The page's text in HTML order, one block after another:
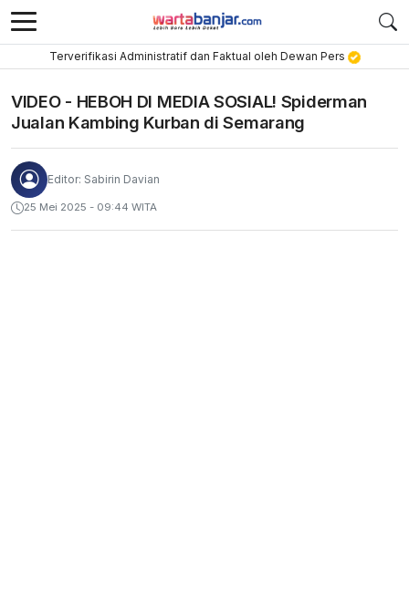
Terverifikasi Administratif dan Faktual oleh Dewan Pers
VIDEO - HEBOH DI MEDIA SOSIAL! Spiderman
Jualan Kambing Kurban di Semarang
Editor: Sabirin Davian
25 Mei 2025 - 09:44 WITA